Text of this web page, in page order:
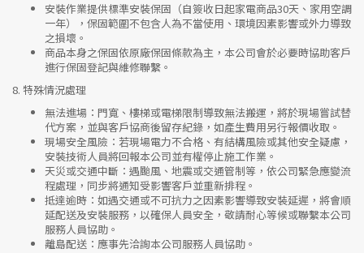
安裝作業提供標準安裝保固（自簽收日起家電商品30天、家用空調
一年），保固範圍不包含人為不當使用、環境因素影響或外力導致
之損壞。
商品本身之保固依原廠保固條款為主，本公司會於必要時協助客戶
進行保固登記與維修聯繫。
8. 特殊情況處理
無法進場 ：門寬、樓梯或電梯限制導致無法搬運，將於現場嘗試替
代方案，並與客戶協商後留存紀錄，如產生費用另行報價收取。
現場安全風險 ： 若現場電力不合格、有結構風險或其他安全疑慮，
安裝技術人員將回報本公司並有權停止施工作業。
天災或交通中斷 ：遇颱風、地震或交通管制等，依公司緊急應變流
程處理，同步將通知受影響客戶並重新排程。
抵達逾時 ：如遇交通或不可抗力之因素影響導致安裝延遲，將會順
延配送及安裝服務，以確保人員安全，敬請耐心等候或聯繫本公司
服務人員協助。
離島配送 ：應事先洽詢本公司服務人員協助。